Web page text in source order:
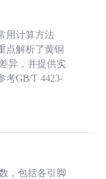
用计算方法
点解析了黄铜
异，并提供实
考GB/T 4423-
，包括各引脚